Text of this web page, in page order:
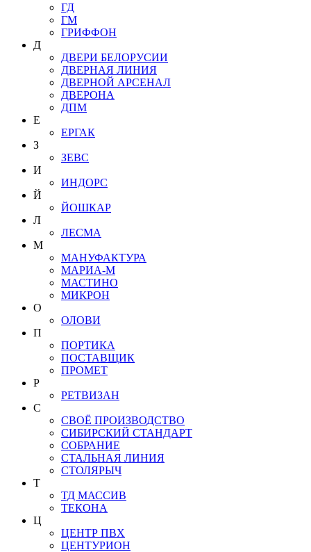
ГД
ГМ
ГРИФФОН
Д
ДВЕРИ БЕЛОРУСИИ
ДВЕРНАЯ ЛИНИЯ
ДВЕРНОЙ АРСЕНАЛ
ДВЕРОНА
ДПМ
Е
ЕРГАК
З
ЗЕВС
И
ИНДОРС
Й
ЙОШКАР
Л
ЛЕСМА
М
МАНУФАКТУРА
МАРИА-М
МАСТИНО
МИКРОН
О
ОЛОВИ
П
ПОРТИКА
ПОСТАВЩИК
ПРОМЕТ
Р
РЕТВИЗАН
С
СВОЁ ПРОИЗВОДСТВО
СИБИРСКИЙ СТАНДАРТ
СОБРАНИЕ
СТАЛЬНАЯ ЛИНИЯ
СТОЛЯРЫЧ
Т
ТД МАССИВ
ТЕКОНА
Ц
ЦЕНТР ПВХ
ЦЕНТУРИОН